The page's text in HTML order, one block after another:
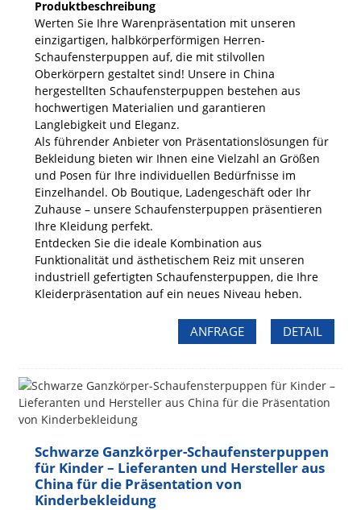
Produktbeschreibung
Werten Sie Ihre Warenpräsentation mit unseren
einzigartigen, halbkörperförmigen Herren-
Schaufensterpuppen auf, die mit stilvollen
Oberkörpern gestaltet sind! Unsere in China
hergestellten Schaufensterpuppen bestehen aus
hochwertigen Materialien und garantieren
Langlebigkeit und Eleganz.
Als führender Anbieter von Präsentationslösungen für
Bekleidung bieten wir Ihnen eine Vielzahl an Größen
und Posen für Ihre individuellen Bedürfnisse im
Einzelhandel. Ob Boutique, Ladengeschäft oder Ihr
Zuhause – unsere Schaufensterpuppen präsentieren
Ihre Kleidung perfekt.
Entdecken Sie die ideale Kombination aus
Funktionalität und ästhetischem Reiz mit unseren
industriell gefertigten Schaufensterpuppen, die Ihre
Kleiderpräsentation auf ein neues Niveau heben.
ANFRAGE DETAIL
Schwarze Ganzkörper-Schaufensterpuppen
für Kinder – Lieferanten und Hersteller aus
China für die Präsentation von
Kinderbekleidung